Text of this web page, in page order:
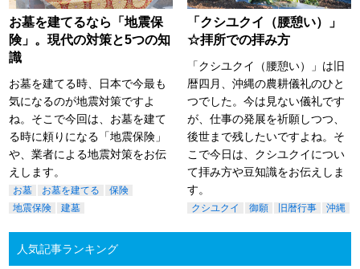
お墓を建てるなら「地震保
険」。現代の対策と5つの知
識
お墓を建てる時、日本で今最も
気になるのが地震対策ですよ
ね。そこで今回は、お墓を建て
る時に頼りになる「地震保険」
や、業者による地震対策をお伝
えします。
お墓 お墓を建てる
保険
地震保険
建墓
「クシユクイ（腰憩い）」
☆拝所での拝み方
「クシユクイ（腰憩い）」は旧
暦四月、沖縄の農耕儀礼のひと
つでした。今は見ない儀礼です
が、仕事の発展を祈願しつつ、
後世まで残したいですよね。そ
こで今日は、クシユクイについ
て拝み方や豆知識をお伝えしま
す。
クシユクイ 御願 旧暦行事 沖縄
人気記事ランキング